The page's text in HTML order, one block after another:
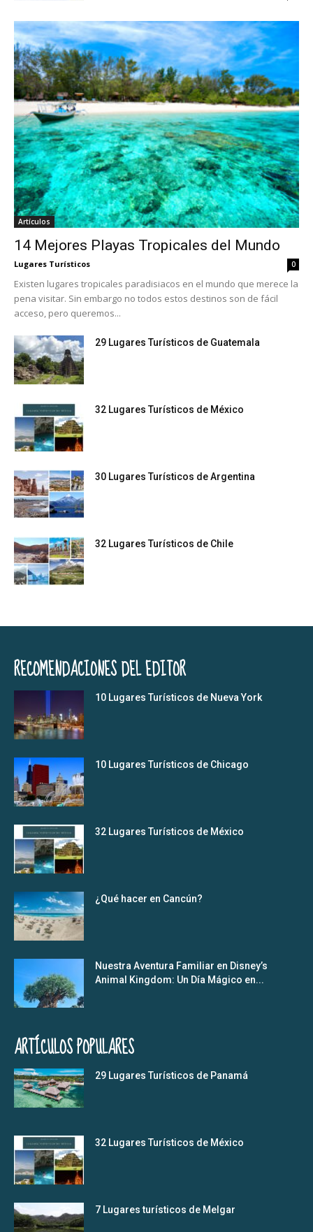
Artículos
14 Mejores Playas Tropicales del Mundo
Lugares Turísticos 0
Existen lugares tropicales paradisiacos en el mundo que merece la
pena visitar. Sin embargo no todos estos destinos son de fácil
acceso, pero queremos...
29 Lugares Turísticos de Guatemala
32 Lugares Turísticos de México
30 Lugares Turísticos de Argentina
32 Lugares Turísticos de Chile
RECOMENDACIONES DEL EDITOR
10 Lugares Turísticos de Nueva York
10 Lugares Turísticos de Chicago
32 Lugares Turísticos de México
¿Qué hacer en Cancún?
Nuestra Aventura Familiar en Disney’s
Animal Kingdom: Un Día Mágico en...
ARTÍCULOS POPULARES
29 Lugares Turísticos de Panamá
32 Lugares Turísticos de México
7 Lugares turísticos de Melgar